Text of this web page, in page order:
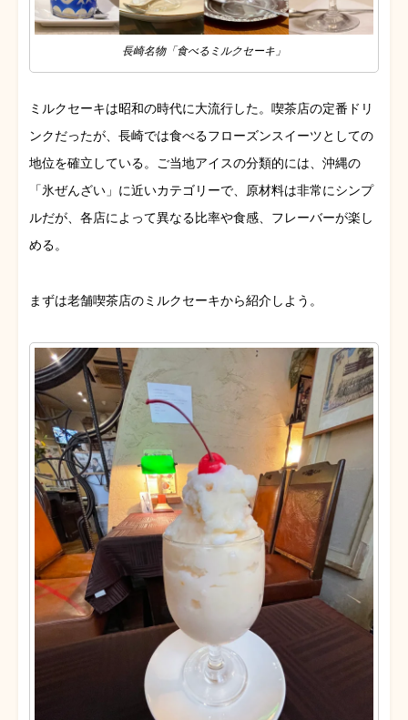
長崎名物「食べるミルクセーキ」
ミルクセーキは昭和の時代に大流行した。喫茶店の定番ドリ
ンクだったが、長崎では食べるフローズンスイーツとしての
地位を確立している。ご当地アイスの分類的には、沖縄の
「氷ぜんざい」に近いカテゴリーで、原材料は非常にシンプ
ルだが、各店によって異なる比率や食感、フレーバーが楽し
める。
まずは老舗喫茶店のミルクセーキから紹介しよう。